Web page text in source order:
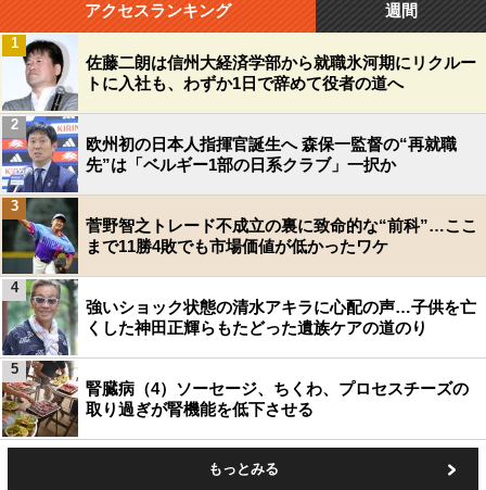
アクセスランキング 週間
佐藤二朗は信州大経済学部から就職氷河期にリクルー
トに入社も、わずか1日で辞めて役者の道へ
1
欧州初の日本人指揮官誕生へ 森保一監督の“再就職
先”は「ベルギー1部の日系クラブ」一択か
2
菅野智之トレード不成立の裏に致命的な“前科”…ここ
まで11勝4敗でも市場価値が低かったワケ
3
強いショック状態の清水アキラに心配の声…子供を亡
くした神田正輝らもたどった遺族ケアの道のり
4
腎臓病（4）ソーセージ、ちくわ、プロセスチーズの
取り過ぎが腎機能を低下させる
5
もっとみる